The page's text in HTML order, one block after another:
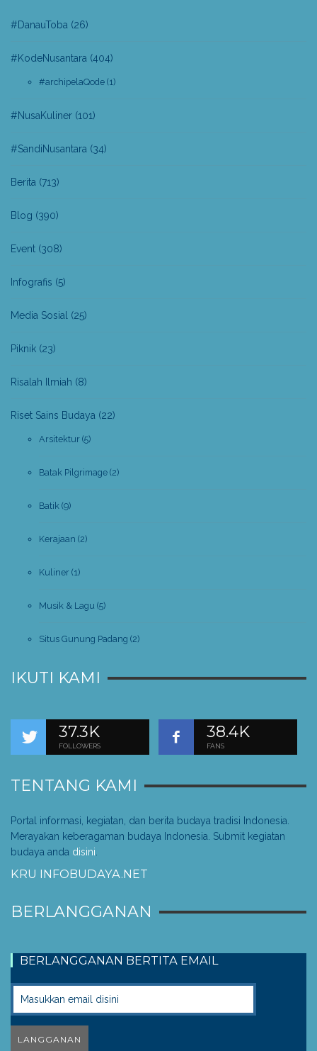
#DanauToba (26)
#KodeNusantara (404)
#archipelaQode (1)
#NusaKuliner (101)
#SandiNusantara (34)
Berita (713)
Blog (390)
Event (308)
Infografis (5)
Media Sosial (25)
Piknik (23)
Risalah Ilmiah (8)
Riset Sains Budaya (22)
Arsitektur (5)
Batak Pilgrimage (2)
Batik (9)
Kerajaan (2)
Kuliner (1)
Musik & Lagu (5)
Situs Gunung Padang (2)
IKUTI KAMI
37.3K
FOLLOWERS
38.4K
FANS
TENTANG KAMI
Portal informasi, kegiatan, dan berita budaya tradisi Indonesia.
Merayakan keberagaman budaya Indonesia. Submit kegiatan
budaya anda disini.
KRU INFOBUDAYA.NET
BERLANGGANAN
BERLANGGANAN BERTITA EMAIL